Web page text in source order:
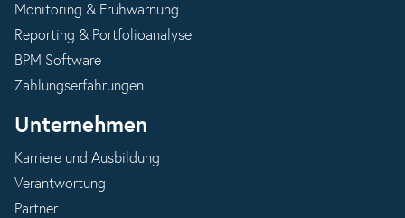
Monitoring & Frühwarnung
Reporting & Portfolioanalyse
BPM Software
Zahlungserfahrungen
Unternehmen
Karriere und Ausbildung
Verantwortung
Partner